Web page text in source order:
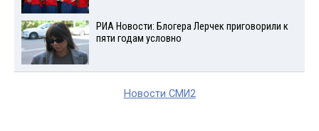
РИА Новости: Блогера Лерчек приговорили к
пяти годам условно
Новости СМИ2